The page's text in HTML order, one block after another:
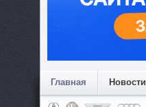
Главная Новости